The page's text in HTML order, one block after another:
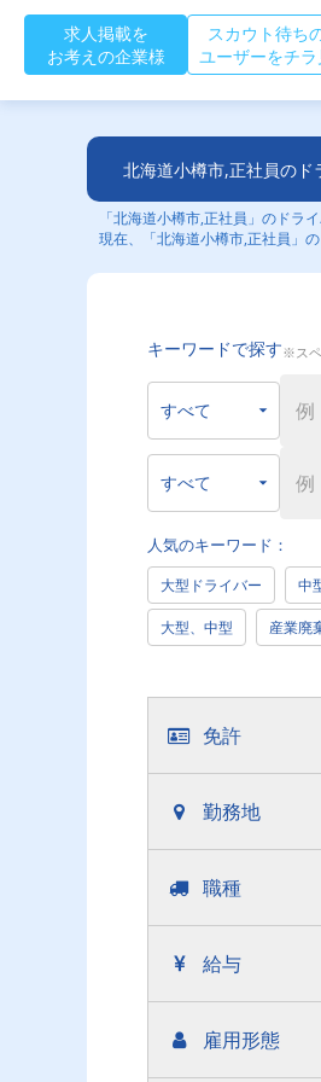
求人掲載を
お考えの企業様
スカウト待ち
ユーザーをチラ
北海道小樽市,正社員の
「北海道小樽市,正社員」のドラ
現在、「北海道小樽市,正社員」
キーワードで探す※ス
人気のキーワード：
大型ドライバー 中
大型、中型 産業廃
免許
勤務地
職種
給与
雇用形態